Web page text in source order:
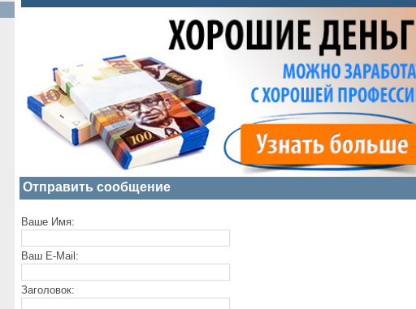
Отправить сообщение
Ваше Имя:
Ваш E-Mail:
Заголовок: